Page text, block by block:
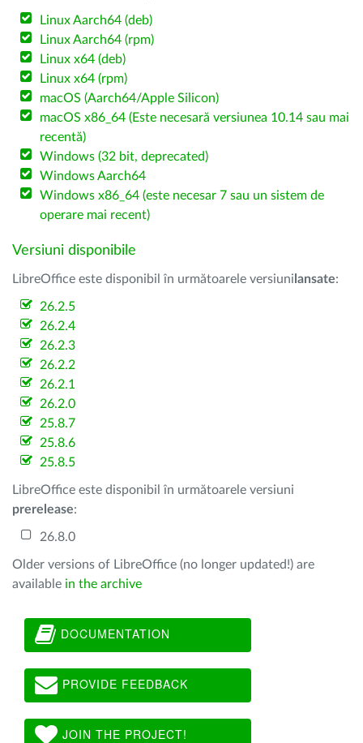
Linux Aarch64 (deb)
Linux Aarch64 (rpm)
Linux x64 (deb)
Linux x64 (rpm)
macOS (Aarch64/Apple Silicon)
macOS x86_64 (Este necesară versiunea 10.14 sau mai
recentă)
Windows (32 bit, deprecated)
Windows Aarch64
Windows x86_64 (este necesar 7 sau un sistem de
operare mai recent)
Versiuni disponibile
LibreOffice este disponibil în următoarele versiuni lansate:
26.2.5
26.2.4
26.2.3
26.2.2
26.2.1
26.2.0
25.8.7
25.8.6
25.8.5
LibreOffice este disponibil în următoarele versiuni
prerelease:
26.8.0
Older versions of LibreOffice (no longer updated!) are
available in the archive
DOCUMENTATION
PROVIDE FEEDBACK
JOIN THE PROJECT!